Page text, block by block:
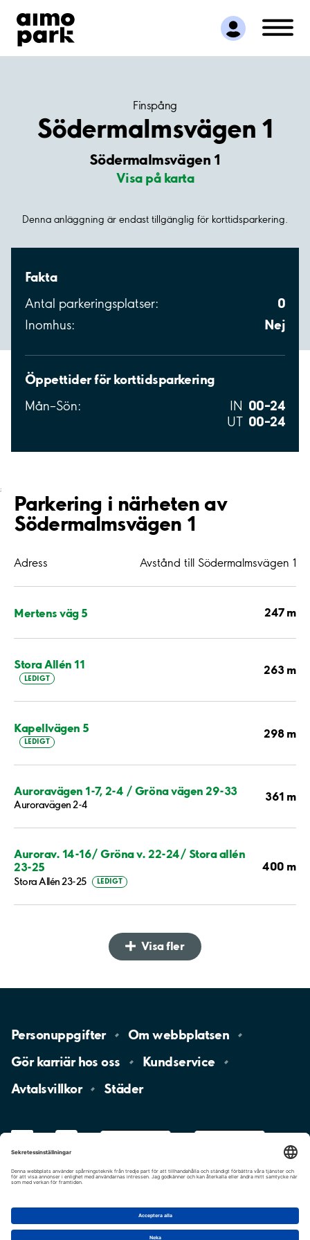
Hitta parkering
Samarbete
Kundservice
Finspång
Södermalmsvägen 1
Södermalmsvägen 1
Visa på karta
Denna anläggning är endast tillgänglig för korttidsparkering.
Fakta
Antal parkeringsplatser: 0
Inomhus: Nej
Öppettider för korttidsparkering
Mån–Sön: IN 00–24
UT 00–24
;
Parkering i närheten av
Södermalmsvägen 1
Adress Avstånd till Södermalmsvägen 1
Mertens väg 5 247 m
Stora Allén 11
LEDIGT
263 m
Kapellvägen 5
LEDIGT
298 m
Auroravägen 1-7, 2-4 / Gröna vägen 29-33
Auroravägen 2-4
361 m
Aurorav. 14-16/ Gröna v. 22-24/ Stora allén
23-25
Stora Allén 23-25 LEDIGT
400 m
Visa fler
Personuppgifter Omwebbplatsen
Gör karriär hososs
Kundservice
Avtalsvillkor
Städer